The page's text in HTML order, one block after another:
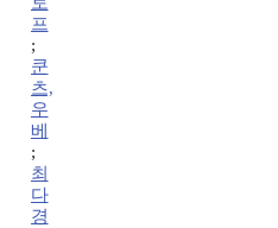
프
;
쿤
츠,
우
베
;
최
다
경